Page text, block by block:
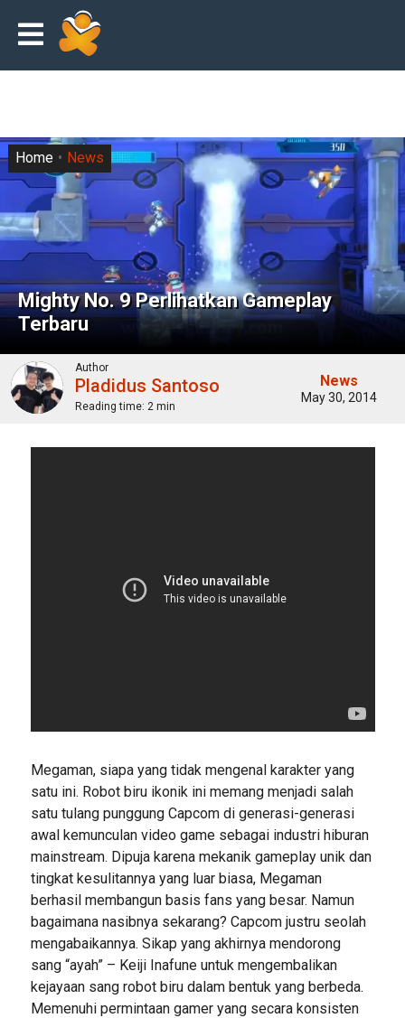
Mighty No. 9 Perlihatkan Gameplay
Terbaru
Home News
Author
Pladidus Santoso
Reading time: 2 min
News
May 30, 2014
Megaman, siapa yang tidak mengenal karakter yang
satu ini. Robot biru ikonik ini memang menjadi salah
satu tulang punggung Capcom di generasi-generasi
awal kemunculan video game sebagai industri hiburan
mainstream. Dipuja karena mekanik gameplay unik dan
tingkat kesulitannya yang luar biasa, Megaman
berhasil membangun basis fans yang besar. Namun
bagaimana nasibnya sekarang? Capcom justru seolah
mengabaikannya. Sikap yang akhirnya mendorong
sang “ayah” – Keiji Inafune untuk mengembalikan
kejayaan sang robot biru dalam bentuk yang berbeda.
Memenuhi permintaan gamer yang secara konsisten